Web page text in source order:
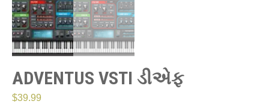
ADVENTUS VSTI ડીએફ
$39.99